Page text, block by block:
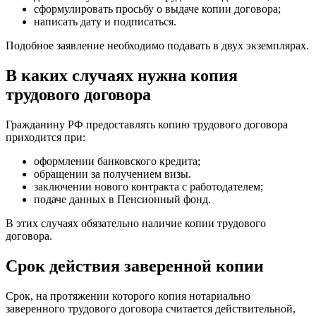
сформулировать просьбу о выдаче копии договора;
написать дату и подписаться.
Подобное заявление необходимо подавать в двух экземплярах.
В каких случаях нужна копия
трудового договора
Гражданину РФ предоставлять копию трудового договора
приходится при:
оформлении банковского кредита;
обращении за получением визы.
заключении нового контракта с работодателем;
подаче данных в Пенсионный фонд.
В этих случаях обязательно наличие копии трудового
договора.
Срок действия заверенной копии
Срок, на протяжении которого копия нотариально
заверенного трудового договора считается действительной,